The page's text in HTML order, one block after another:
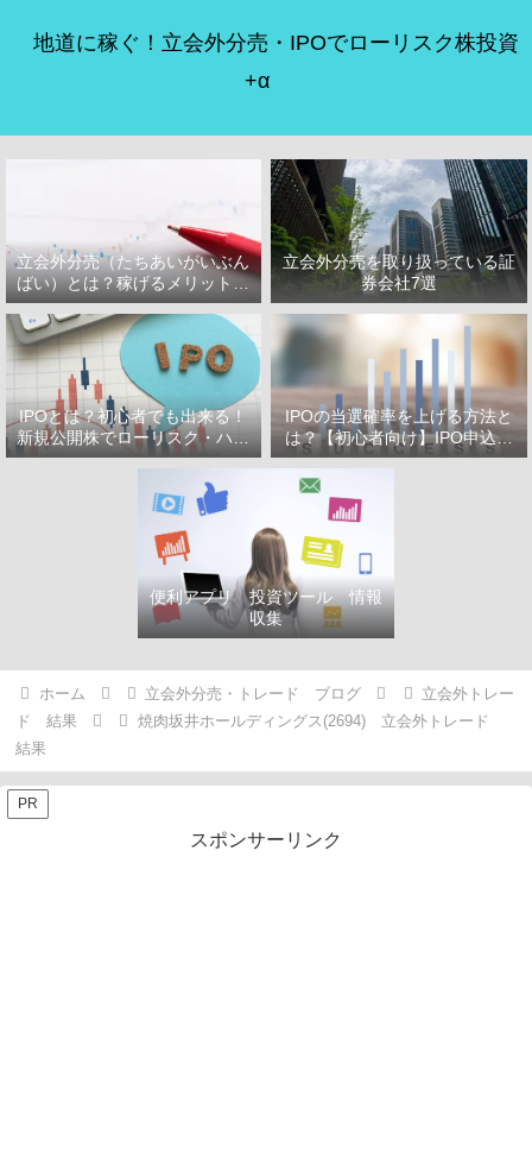
地道に稼ぐ！立会外分売・IPOでローリスク株投資
+α
立会外分売（たちあいがいぶん
ばい）とは？稼げるメリット・
デメリット
立会外分売を取り扱っている証
券会社7選
IPOとは？初心者でも出来る！
新規公開株でローリスク・ハイ
リターン投資をはじめよう！
IPOの当選確率を上げる方法と
は？【初心者向け】IPO申込で
選ぶべき証券会社
便利アプリ 投資ツール 情報
収集
ホーム 立会外分売・トレード ブログ
立会外トレー
ド 結果
焼肉坂井ホールディングス(2694) 立会外トレード
結果
PR
スポンサーリンク